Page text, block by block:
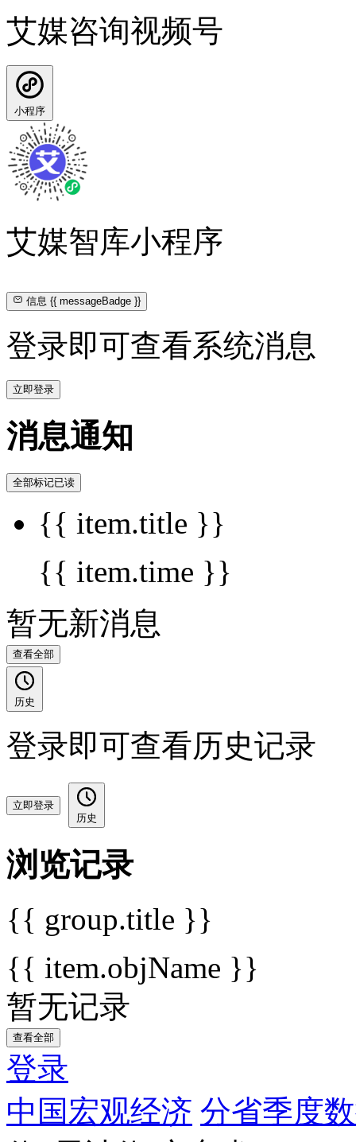
艾媒咨询视频号
小程序
艾媒智库小程序
信息{{ messageBadge }}
登录即可查看系统消息
立即登录
消息通知
全部标记已读
{{ item.title }}
{{ item.time }}
暂无新消息
查看全部
历史
登录即可查看历史记录
立即登录
历史
浏览记录
{{ group.title }}
{{ item.objName }}
暂无记录
查看全部
登录
中国宏观经济 分省季度